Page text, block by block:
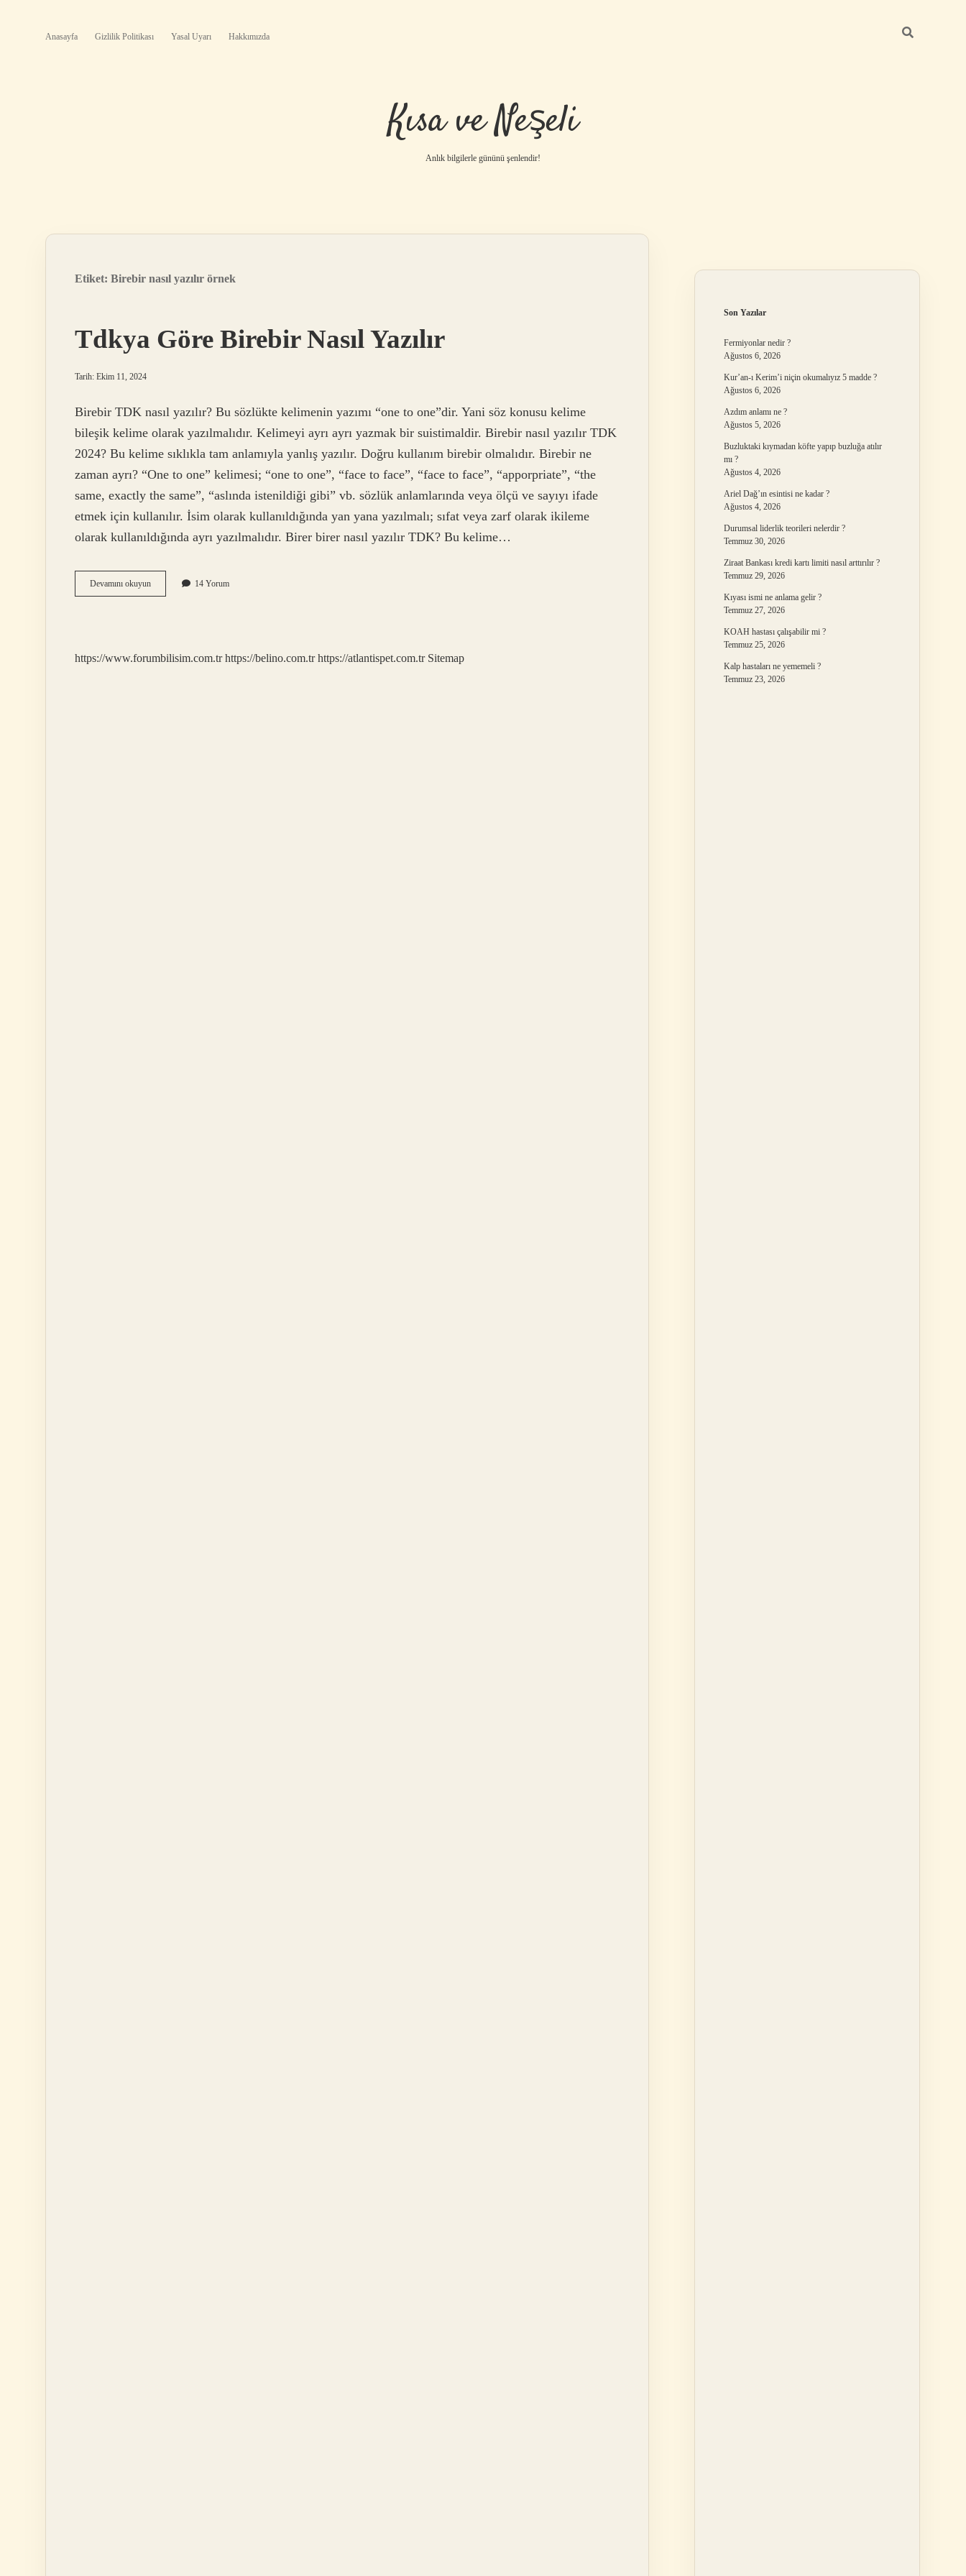
Anasayfa Gizlilik Politikası Yasal Uyarı Hakkımızda
Kısa ve Neşeli
Anlık bilgilerle gününü şenlendir!
Etiket: Birebir nasıl yazılır örnek
Tdkya Göre Birebir Nasıl Yazılır
Tarih: Ekim 11, 2024
Birebir TDK nasıl yazılır? Bu sözlükte kelimenin yazımı “one to one”dir. Yani söz konusu kelime
bileşik kelime olarak yazılmalıdır. Kelimeyi ayrı ayrı yazmak bir suistimaldir. Birebir nasıl yazılır TDK
2024? Bu kelime sıklıkla tam anlamıyla yanlış yazılır. Doğru kullanım birebir olmalıdır. Birebir ne
zaman ayrı? “One to one” kelimesi; “one to one”, “face to face”, “face to face”, “apporpriate”, “the
same, exactly the same”, “aslında istenildiği gibi” vb. sözlük anlamlarında veya ölçü ve sayıyı ifade
etmek için kullanılır. İsim olarak kullanıldığında yan yana yazılmalı; sıfat veya zarf olarak ikileme
olarak kullanıldığında ayrı yazılmalıdır. Birer birer nasıl yazılır TDK? Bu kelime…
Devamını okuyunTdkya
Göre
14 Yorum
https://www.forumbilisim.com.tr https://belino.com.tr https://atlantispet.com.tr Sitemap
Son Yazılar
Fermiyonlar nedir ?
Ağustos 6, 2026
Kur’an-ı Kerim’i niçin okumalıyız 5 madde ?
Ağustos 6, 2026
Azdım anlamı ne ?
Ağustos 5, 2026
Buzluktaki kıymadan köfte yapıp buzluğa atılır
mı ?
Ağustos 4, 2026
Ariel Dağ’ın esintisi ne kadar ?
Ağustos 4, 2026
Durumsal liderlik teorileri nelerdir ?
Temmuz 30, 2026
Ziraat Bankası kredi kartı limiti nasıl arttırılır ?
Temmuz 29, 2026
Kıyası ismi ne anlama gelir ?
Temmuz 27, 2026
KOAH hastası çalışabilir mi ?
Temmuz 25, 2026
Kalp hastaları ne yememeli ?
Temmuz 23, 2026